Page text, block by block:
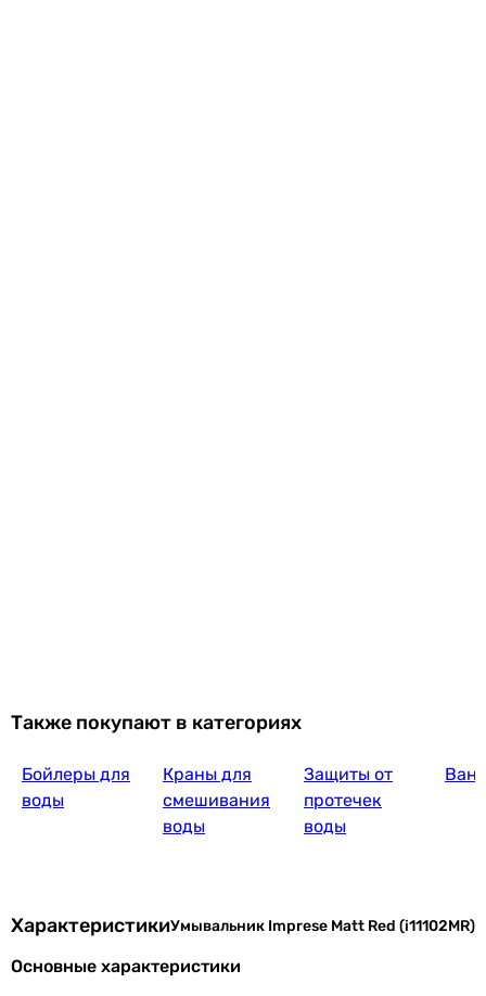
Также покупают в категориях
Бойлеры для
воды
Краны для
смешивания
воды
Защиты от
протечек
воды
ХарактеристикиУмывальник Imprese Matt Red (i11102MR)
Основные характеристики